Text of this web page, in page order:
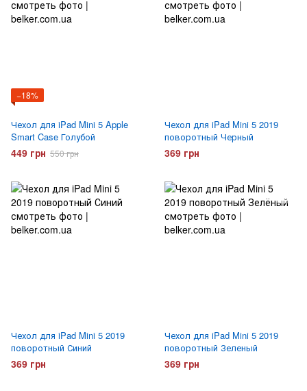
−18%
Чехол для iPad Mini 5 Apple
Smart Case Голубой
449 грн 550 грн
Чехол для iPad Mini 5 2019
поворотный Черный
369 грн
Чехол для iPad Mini 5 2019
поворотный Синий
369 грн
Чехол для iPad Mini 5 2019
поворотный Зеленый
369 грн